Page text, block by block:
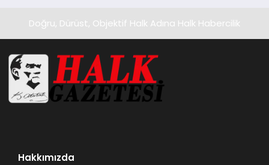
Doğru, Dürüst, Objektif Halk Adına Halk Habercilik
Hakkımızda